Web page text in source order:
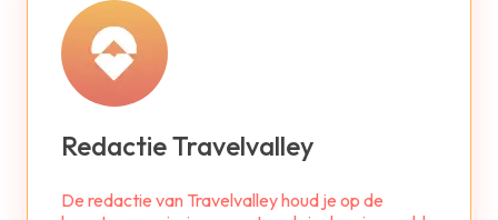
Redactie Travelvalley
De redactie van Travelvalley houd je op de